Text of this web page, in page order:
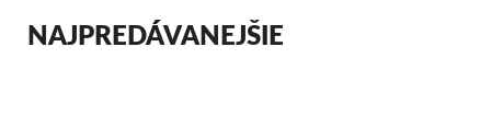
NAJPREDÁVANEJŠIE